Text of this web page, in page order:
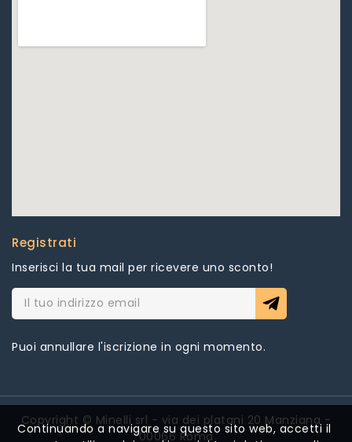
Continuando a navigare su questo sito web, accetti il ​​
Registrati
Inserisci la tua mail per ricevere uno sconto!
Puoi annullare l'iscrizione in ogni momento.
Copyright © Minelli srl - via dei platani 20 Manziana -
00066 Roma